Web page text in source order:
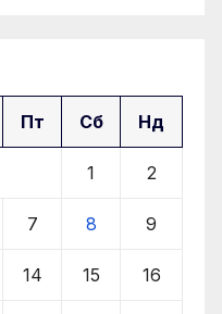
Пт Сб Нд
1 2
7 8 9
14 15 16